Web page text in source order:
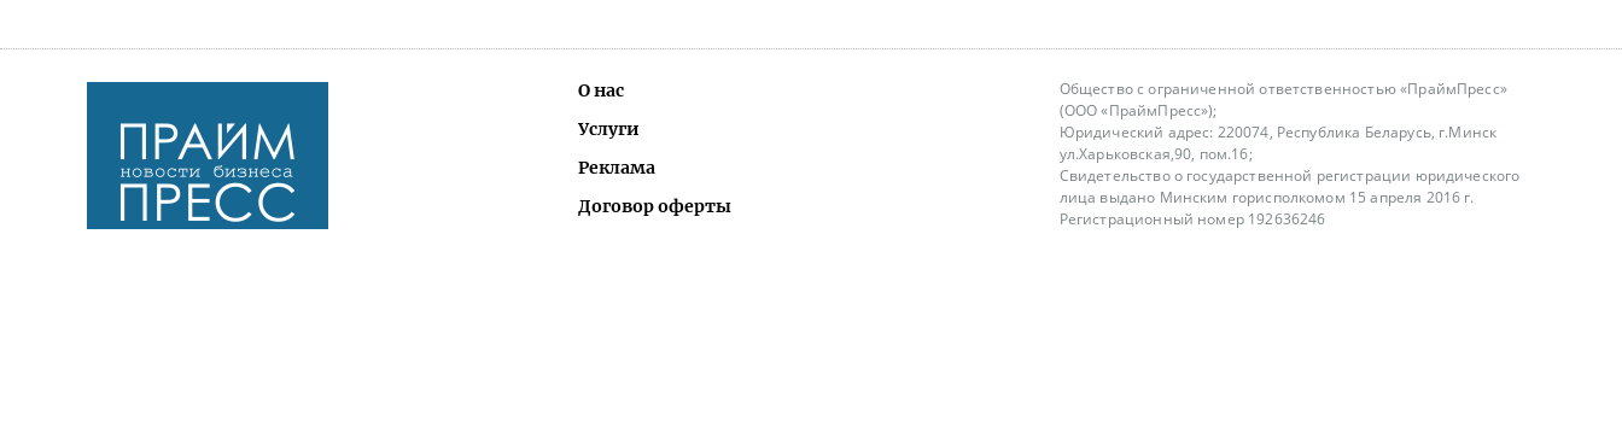
О нас
Услуги
Реклама
Договор оферты
Общество с ограниченной ответственностью «ПраймПресс»
(ООО «ПраймПресс»);
Юридический адрес: 220074, Республика Беларусь, г.Минск
ул.Харьковская,90, пом.16;
Свидетельство о государственной регистрации юридического
лица выдано Минским горисполкомом 15 апреля 2016 г.
Регистрационный номер 192636246